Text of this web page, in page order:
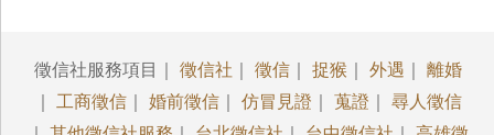
徵信社服務項目｜ 徵信社 徵信 捉猴 外遇
離婚
工商徵信 婚前徵信 仿冒見證 蒐證
尋人徵信